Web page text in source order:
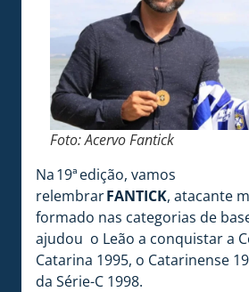
Foto: Acervo Fantick
Na 19ª edição, vamos
relembrarFANTICK, atacante
formado nas categorias de
ajudou o Leão a conquistar a
Catarina 1995, o Catarinense
da Série-C 1998.